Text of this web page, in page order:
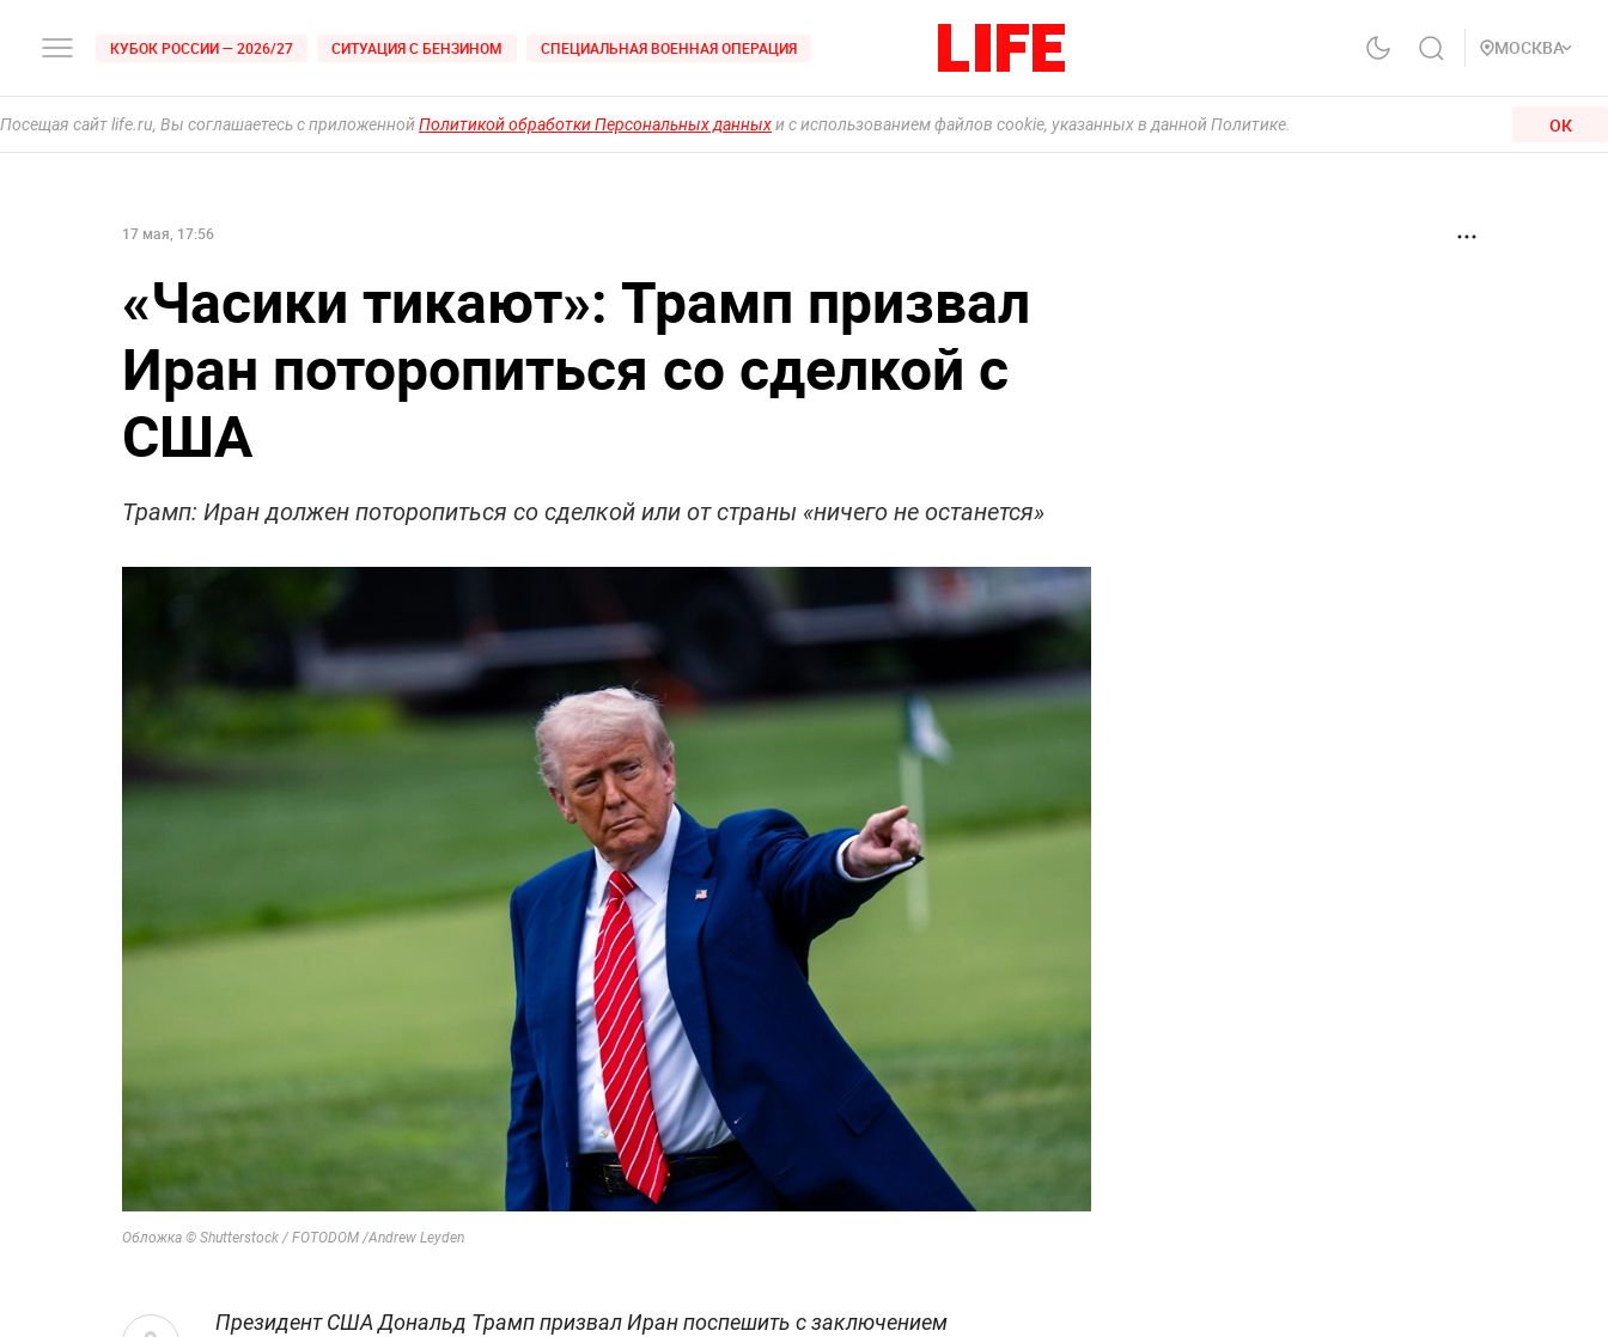
КУБОК РОССИИ — 2026/27 СИТУАЦИЯ С БЕНЗИНОМ СПЕЦИАЛЬНАЯ ВОЕННАЯ ОПЕРАЦИЯ МОСКВА
Посещая сайт life.ru, Вы соглашаетесь с приложеннойПолитикой обработки Персональных данныхи с использованием файлов cookie, указанных в данной Политике. ОК
17 мая, 17:56
«Часики тикают»: Трамп призвал
Иран поторопиться со сделкой с
США
Трамп: Иран должен поторопиться со сделкой или от страны «ничего не останется»
Обложка © Shutterstock / FOTODOM /Andrew Leyden
Президент США Дональд Трамп призвал Иран поспешить с заключением